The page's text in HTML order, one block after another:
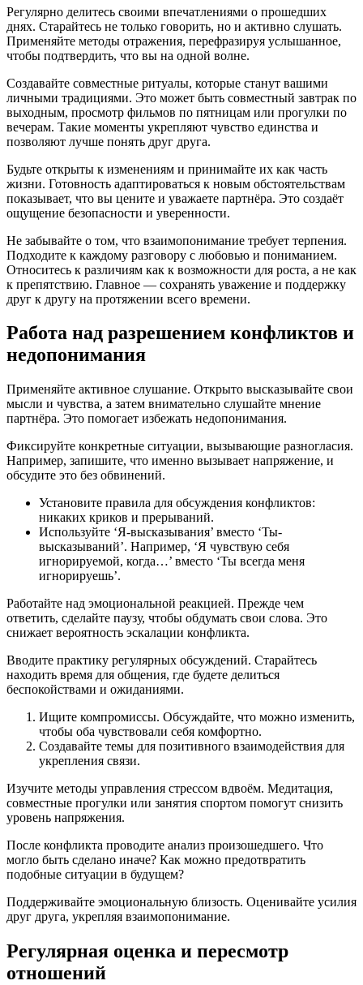
Регулярно делитесь своими впечатлениями о прошедших
днях. Старайтесь не только говорить, но и активно слушать.
Применяйте методы отражения, перефразируя услышанное,
чтобы подтвердить, что вы на одной волне.
Создавайте совместные ритуалы, которые станут вашими
личными традициями. Это может быть совместный завтрак по
выходным, просмотр фильмов по пятницам или прогулки по
вечерам. Такие моменты укрепляют чувство единства и
позволяют лучше понять друг друга.
Будьте открыты к изменениям и принимайте их как часть
жизни. Готовность адаптироваться к новым обстоятельствам
показывает, что вы цените и уважаете партнёра. Это создаёт
ощущение безопасности и уверенности.
Не забывайте о том, что взаимопонимание требует терпения.
Подходите к каждому разговору с любовью и пониманием.
Относитесь к различиям как к возможности для роста, а не как
к препятствию. Главное — сохранять уважение и поддержку
друг к другу на протяжении всего времени.
Работа над разрешением конфликтов и
недопонимания
Применяйте активное слушание. Открыто высказывайте свои
мысли и чувства, а затем внимательно слушайте мнение
партнёра. Это помогает избежать недопонимания.
Фиксируйте конкретные ситуации, вызывающие разногласия.
Например, запишите, что именно вызывает напряжение, и
обсудите это без обвинений.
Установите правила для обсуждения конфликтов:
никаких криков и прерываний.
Используйте ‘Я-высказывания’ вместо ‘Ты-
высказываний’. Например, ‘Я чувствую себя
игнорируемой, когда…’ вместо ‘Ты всегда меня
игнорируешь’.
Работайте над эмоциональной реакцией. Прежде чем
ответить, сделайте паузу, чтобы обдумать свои слова. Это
снижает вероятность эскалации конфликта.
Вводите практику регулярных обсуждений. Старайтесь
находить время для общения, где будете делиться
беспокойствами и ожиданиями.
Ищите компромиссы. Обсуждайте, что можно изменить,
чтобы оба чувствовали себя комфортно.
Создавайте темы для позитивного взаимодействия для
укрепления связи.
Изучите методы управления стрессом вдвоём. Медитация,
совместные прогулки или занятия спортом помогут снизить
уровень напряжения.
После конфликта проводите анализ произошедшего. Что
могло быть сделано иначе? Как можно предотвратить
подобные ситуации в будущем?
Поддерживайте эмоциональную близость. Оценивайте усилия
друг друга, укрепляя взаимопонимание.
Регулярная оценка и пересмотр
отношений